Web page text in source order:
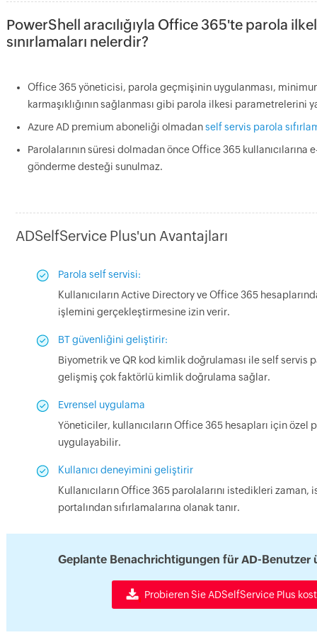
PowerShell aracılığıyla Office 365'te parola
sınırlamaları nelerdir?
Office 365 yöneticisi, parola geçmişinin uygulanması,
karmaşıklığının sağlanması gibi parola ilkesi parametrelerini
Azure AD premium aboneliği olmadanself servis parola
Parolalarının süresi dolmadan önce Office 365 kullanıcılarına
gönderme desteği sunulmaz.
ADSelfService Plus'un Avantajları
Parola self servisi:
Kullanıcıların Active Directory ve Office 365
işlemini gerçekleştirmesine izin verir.
BT güvenliğini geliştirir:
Biyometrik ve QR kod kimlik doğrulaması ile self servis
gelişmiş çok faktörlü kimlik doğrulama sağlar.
Evrensel uygulama
Yöneticiler, kullanıcıların Office 365 hesapları için
uygulayabilir.
Kullanıcı deneyimini geliştirir
Kullanıcıların Office 365 parolalarını istedikleri
portalından sıfırlamalarına olanak tanır.
Geplante Benachrichtigungen für AD-Benutzer
Probieren Sie ADSelfService Plus